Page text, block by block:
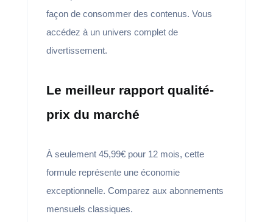
façon de consommer des contenus. Vous
accédez à un univers complet de
divertissement.
Le meilleur rapport qualité-
prix du marché
À seulement 45,99€ pour 12 mois, cette
formule représente une économie
exceptionnelle. Comparez aux abonnements
mensuels classiques.